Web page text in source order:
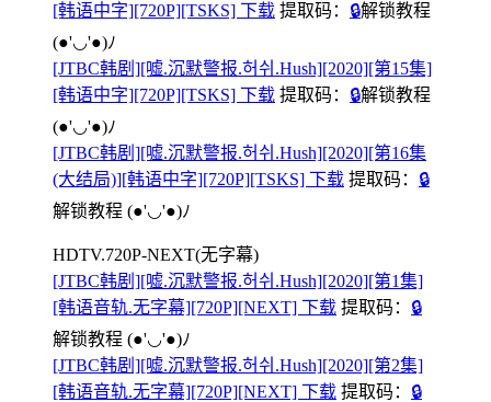
[韩语中字][720P][TSKS] 下载 提取码： 🔒解锁教程
(●'◡'●)ﾉ
[JTBC韩剧][嘘.沉默警报.허쉬.Hush][2020][第15集]
[韩语中字][720P][TSKS] 下载 提取码： 🔒解锁教程
(●'◡'●)ﾉ
[JTBC韩剧][嘘.沉默警报.허쉬.Hush][2020][第16集
(大结局)][韩语中字][720P][TSKS] 下载 提取码： 🔒
解锁教程 (●'◡'●)ﾉ
HDTV.720P-NEXT(无字幕)
[JTBC韩剧][嘘.沉默警报.허쉬.Hush][2020][第1集]
[韩语音轨.无字幕][720P][NEXT] 下载 提取码： 🔒
解锁教程 (●'◡'●)ﾉ
[JTBC韩剧][嘘.沉默警报.허쉬.Hush][2020][第2集]
[韩语音轨.无字幕][720P][NEXT] 下载 提取码： 🔒